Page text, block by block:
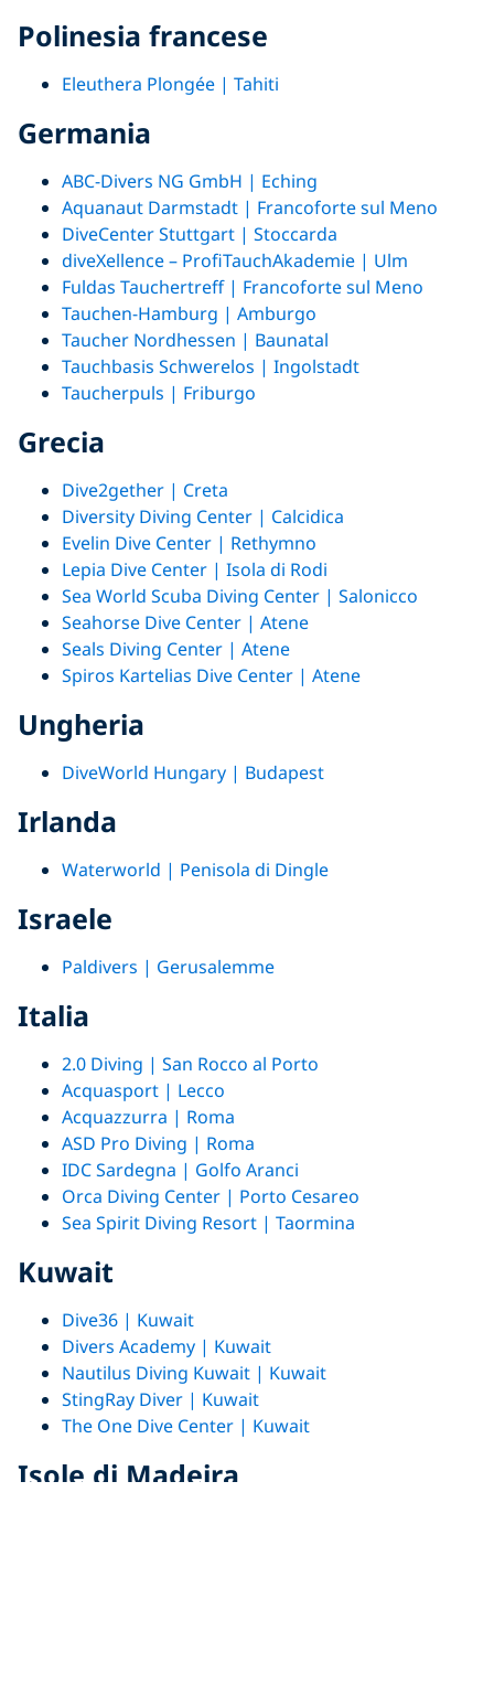
Polinesia francese
Eleuthera Plongée | Tahiti
Germania
ABC-Divers NG GmbH | Eching
Aquanaut Darmstadt | Francoforte sul Meno
DiveCenter Stuttgart | Stoccarda
diveXellence – ProfiTauchAkademie | Ulm
Fuldas Tauchertreff | Francoforte sul Meno
Tauchen-Hamburg | Amburgo
Taucher Nordhessen | Baunatal
Tauchbasis Schwerelos | Ingolstadt
Taucherpuls | Friburgo
Grecia
Dive2gether | Creta
Diversity Diving Center | Calcidica
Evelin Dive Center | Rethymno
Lepia Dive Center | Isola di Rodi
Sea World Scuba Diving Center | Salonicco
Seahorse Dive Center | Atene
Seals Diving Center | Atene
Spiros Kartelias Dive Center | Atene
Ungheria
DiveWorld Hungary | Budapest
Irlanda
Waterworld | Penisola di Dingle
Israele
Paldivers | Gerusalemme
Italia
2.0 Diving | San Rocco al Porto
Acquasport | Lecco
Acquazzurra | Roma
ASD Pro Diving | Roma
IDC Sardegna | Golfo Aranci
Orca Diving Center | Porto Cesareo
Sea Spirit Diving Resort | Taormina
Kuwait
Dive36 | Kuwait
Divers Academy | Kuwait
Nautilus Diving Kuwait | Kuwait
StingRay Diver | Kuwait
The One Dive Center | Kuwait
Isole di Madeira